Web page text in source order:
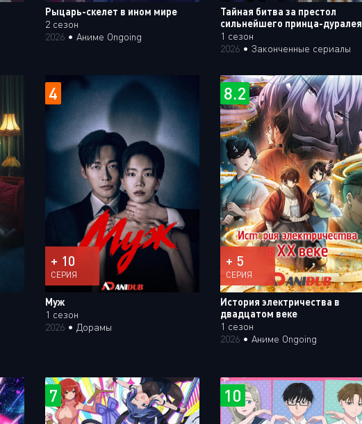
Рыцарь-скелет в ином мире
2 сезон
2026• Аниме Ongoing
Тайная битва за престол
сильнейшего принца-дуралея
1 сезон
2026 •Законченные сериалы
4
+ 10
СЕРИЯ
Муж
1 сезон
2026• Дорамы
8.2
+ 5
СЕРИЯ
История электричества в
двадцатом веке
1 сезон
2026 •Аниме Ongoing
7 10